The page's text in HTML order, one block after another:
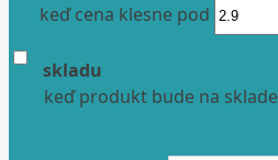
keď cena klesne pod
skladu
keď produkt bude na sklade